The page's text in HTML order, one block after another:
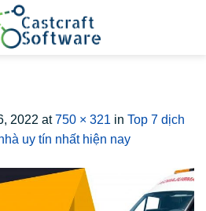
2022 at750 × 321 in Top 7 dịch
uy tín nhất hiện nay